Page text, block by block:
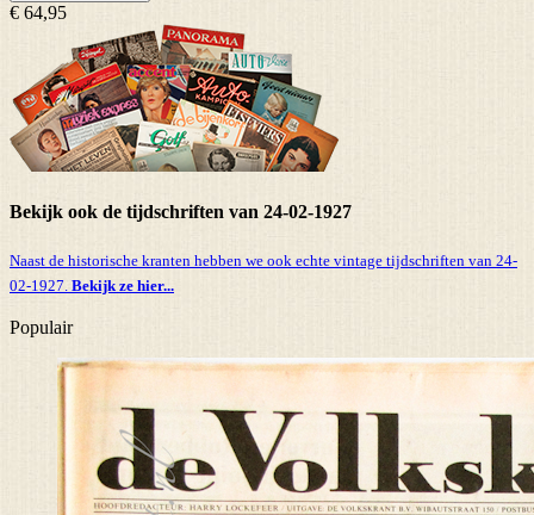
€ 64,95
Bekijk ook de tijdschriften van 24-02-1927
Naast de historische kranten hebben we ook echte vintage tijdschriften van 24-
02-1927. Bekijk ze hier...
Populair